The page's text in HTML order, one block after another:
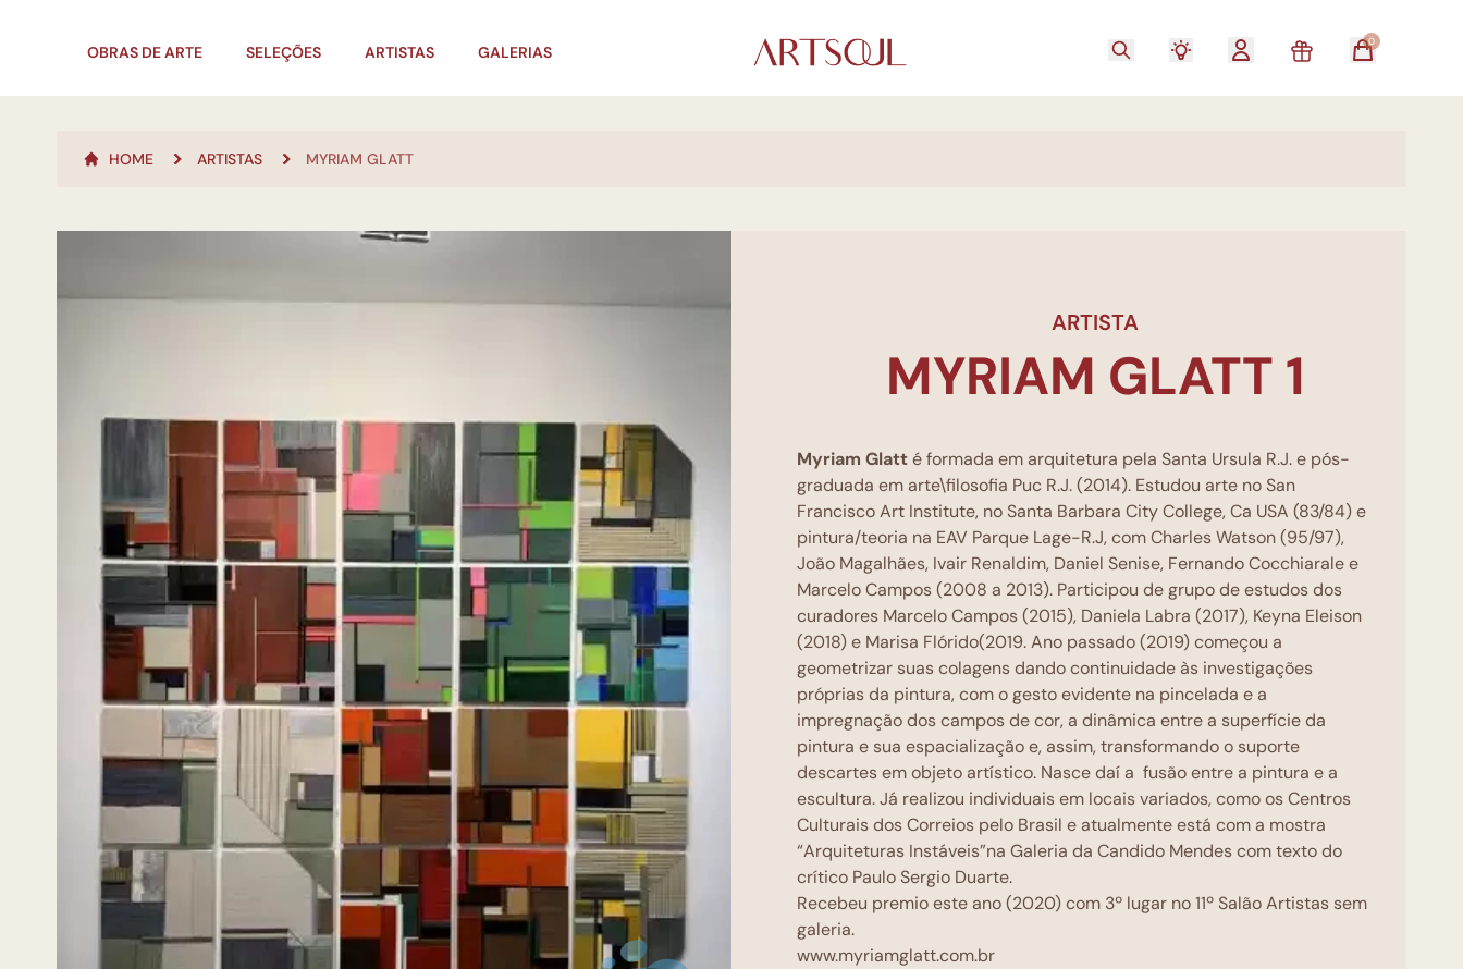
OBRAS DE ARTE SELEÇÕES ARTISTAS GALERIAS
0
HOME ARTISTAS MYRIAM GLATT
ARTISTA
MYRIAM GLATT 1
Myriam Glatté formada em arquitetura pela Santa Ursula R.J. e pós-
graduada em arte\filosofia Puc R.J. (2014). Estudou arte no San
Francisco Art Institute, no Santa Barbara City College, Ca USA (83/84) e
pintura/teoria na EAV Parque Lage-R.J, com Charles Watson (95/97),
João Magalhães, Ivair Renaldim, Daniel Senise, Fernando Cocchiarale e
Marcelo Campos (2008 a 2013). Participou de grupo de estudos dos
curadores Marcelo Campos (2015), Daniela Labra (2017), Keyna Eleison
(2018) e Marisa Flórido(2019. Ano passado (2019) começou a
geometrizar suas colagens dando continuidade às investigações
próprias da pintura, com o gesto evidente na pincelada e a
impregnação dos campos de cor, a dinâmica entre a superfície da
pintura e sua espacialização e, assim, transformando o suporte
descartes em objeto artístico. Nasce daí a fusão entre a pintura e a
escultura. Já realizou individuais em locais variados, como os Centros
Culturais dos Correios pelo Brasil e atualmente está com a mostra
“Arquiteturas Instáveis”na Galeria da Candido Mendes com texto do
crítico Paulo Sergio Duarte.
Recebeu premio este ano (2020) com 3º lugar no 11º Salão Artistas sem
galeria.
www.myriamglatt.com.br